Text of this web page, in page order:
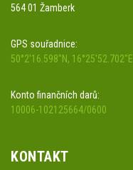
564 01 Žamberk
GPS souřadnice:
50°2'16.598"N, 16°25'52.702"E
Konto finančních darů:
10006-102125664/0600
KONTAKT